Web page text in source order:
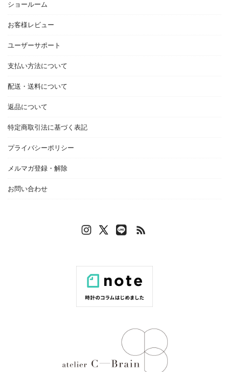
ショールーム
お客様レビュー
ユーザーサポート
支払い方法について
配送・送料について
返品について
特定商取引法に基づく表記
プライバシーポリシー
メルマガ登録・解除
お問い合わせ